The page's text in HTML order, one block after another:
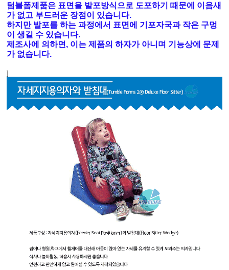
텀블폼제품은 표면을 발포방식으로 도포하기 때문에 이음새
가 없고 부드러운 장점이 있습니다.
하지만 발포를 하는 과정에서 표면에 기포자국과 작은 구멍
이 생길 수 있습니다.
제조사에 의하면, 이는 제품의 하자가 아니며 기능상에 문제
가 없습니다.
]